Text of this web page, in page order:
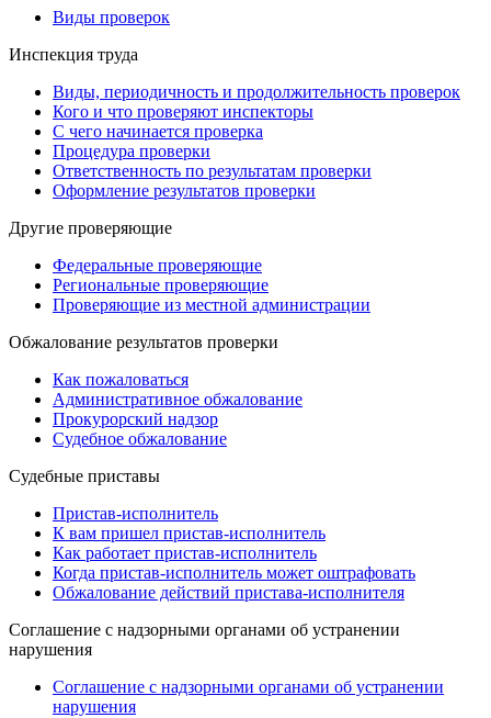
Виды проверок
Инспекция труда
Виды, периодичность и продолжительность проверок
Кого и что проверяют инспекторы
С чего начинается проверка
Процедура проверки
Ответственность по результатам проверки
Оформление результатов проверки
Другие проверяющие
Федеральные проверяющие
Региональные проверяющие
Проверяющие из местной администрации
Обжалование результатов проверки
Как пожаловаться
Административное обжалование
Прокурорский надзор
Судебное обжалование
Судебные приставы
Пристав-исполнитель
К вам пришел пристав-исполнитель
Как работает пристав-исполнитель
Когда пристав-исполнитель может оштрафовать
Обжалование действий пристава-исполнителя
Cоглашение с надзорными органами об устранении
нарушения
Cоглашение с надзорными органами об устранении
нарушения